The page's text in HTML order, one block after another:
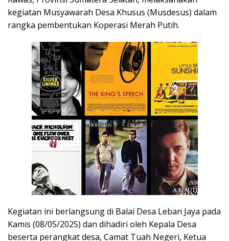
kegiatan Musyawarah Desa Khusus (Musdesus) dalam
rangka pembentukan Koperasi Merah Putih.
Kegiatan ini berlangsung di Balai Desa Leban Jaya pada
Kamis (08/05/2025) dan dihadiri oleh Kepala Desa
beserta perangkat desa, Camat Tuah Negeri, Ketua